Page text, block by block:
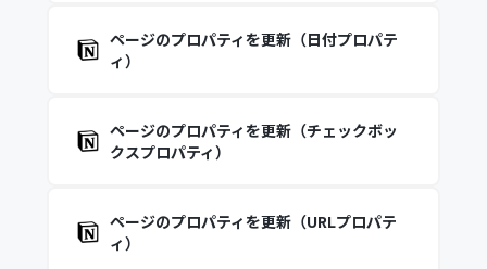
ページのプロパティを更新（日付プロパテ
ィ）
ページのプロパティを更新（チェックボッ
クスプロパティ）
ページのプロパティを更新（URLプロパテ
ィ）